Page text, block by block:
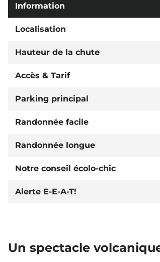
Information
Localisation
Hauteur de la chute
Accès & Tarif
Parking principal
Randonnée facile
Randonnée longue
Notre conseil écolo-chic
Alerte E-E-A-T!
Un spectacle